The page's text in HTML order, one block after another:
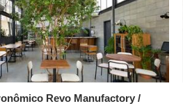
Revo Manufactory /